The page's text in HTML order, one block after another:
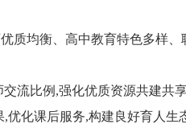
质均衡、高中教育特色多样
流比例,强化优质资源共建共
化课后服务,构建良好育人生